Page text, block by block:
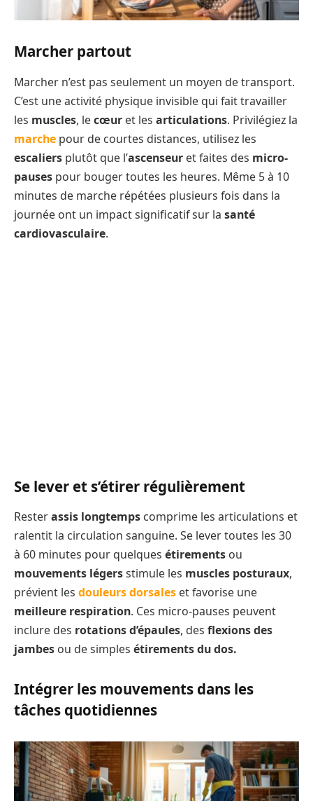
Marcher partout
Marcher n’est pas seulement un moyen de transport.
C’est une activité physique invisible qui fait travailler
les muscles, lecœur et les articulations. Privilégiez la
marche pour de courtes distances, utilisez les
escaliers plutôt que l’ascenseur et faites des micro-
pauses pour bouger toutes les heures. Même 5 à 10
minutes de marche répétées plusieurs fois dans la
journée ont un impact significatif sur la santé
cardiovasculaire.
Se lever et s’étirer régulièrement
Resterassis longtemps comprime les articulations et
ralentit la circulation sanguine. Se lever toutes les 30
à 60 minutes pour quelques étirements ou
mouvements légersstimule les muscles posturaux,
prévient les douleurs dorsales et favorise une
meilleure respiration. Ces micro-pauses peuvent
inclure des rotations d’épaules, des flexions des
jambes ou de simples étirements du dos.
Intégrer les mouvements dans les
tâches quotidiennes